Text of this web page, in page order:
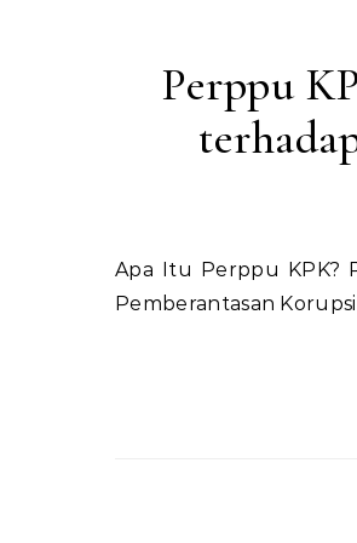
Perppu
Apa Itu Perppu KPK? Perppu KPK atau Peraturan Pemerintah Pengganti Undang-Undang Komisi
Pemberantasan